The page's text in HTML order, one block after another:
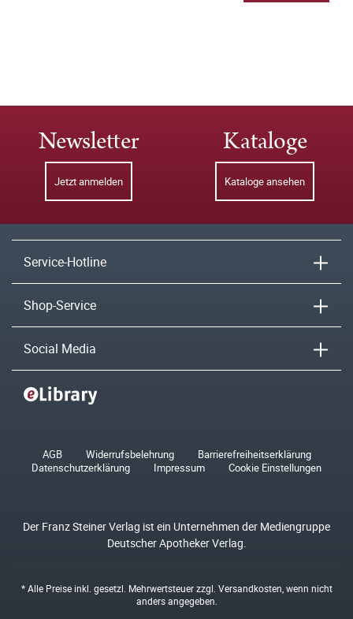
Newsletter
Jetzt anmelden
Kataloge
Kataloge ansehen
Service-Hotline
Shop-Service
Social Media
AGB Widerrufsbelehrung
Barrierefreiheitserklärung
Datenschutzerklärung
Impressum Cookie Einstellungen
Der Franz Steiner Verlag ist ein Unternehmen der Mediengruppe
Deutscher Apotheker Verlag.
* Alle Preise inkl. gesetzl. Mehrwertsteuer zzgl. Versandkosten , wenn nicht
anders angegeben.